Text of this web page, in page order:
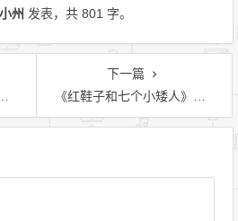
州 发表，共 801 字。
下一篇
《红鞋子和七个小矮人》由韩国导演宋浩宏自编自导—蓝光1080p